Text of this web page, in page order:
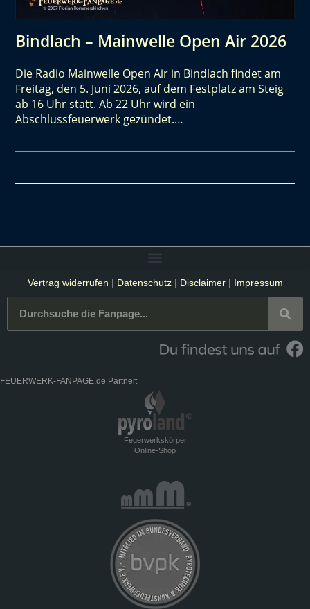
Bindlach – Mainwelle Open Air 2026
Die Radio Mainwelle Open Air in Bindlach findet am
Freitag, den 5. Juni 2026, auf dem Festplatz am Steig
ab 16 Uhr statt. Ab 22 Uhr wird ein
Abschlussfeuerwerk gezündet.…
Vertrag widerrufen | Datenschutz| Disclaimer| Impressum
FEUERWERK-FANPAGE.de Partner:
Feuerwerkskörper
Online-Shop